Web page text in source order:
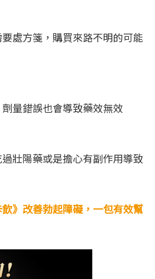
處方箋，購買來路不明的可能
量錯誤也會導致藥效無效
壯陽藥或是擔心有副作用導致
》 改善勃起障礙，一包有效幫